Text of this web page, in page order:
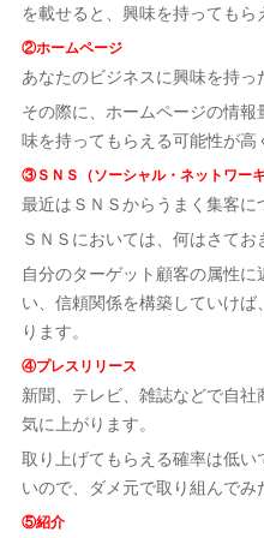
を載せると、興味を持ってもら
②ホームページ
あなたのビジネスに興味を持っ
その際に、ホームページの情
味を持ってもらえる可能性が高
③ＳＮＳ（ソーシャル・ネットワーキ
最近はＳＮＳからうまく集客に
ＳＮＳにおいては、何はさてお
自分のターゲット顧客の属性
い、信頼関係を構築していけ
ります。
④プレスリリース
新聞、テレビ、雑誌などで自
気に上がります。
取り上げてもらえる確率は低
いので、ダメ元で取り組んでみ
⑤紹介